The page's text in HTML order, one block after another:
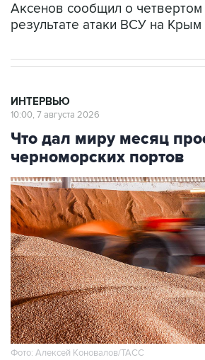
Аксенов сообщил о
результате атаки ВСУ на Крым
ИНТЕРВЬЮ
10:00, 7 августа 2026
Что дал миру месяц
черноморских портов
Фото: Алексей Коновалов/ТАСС